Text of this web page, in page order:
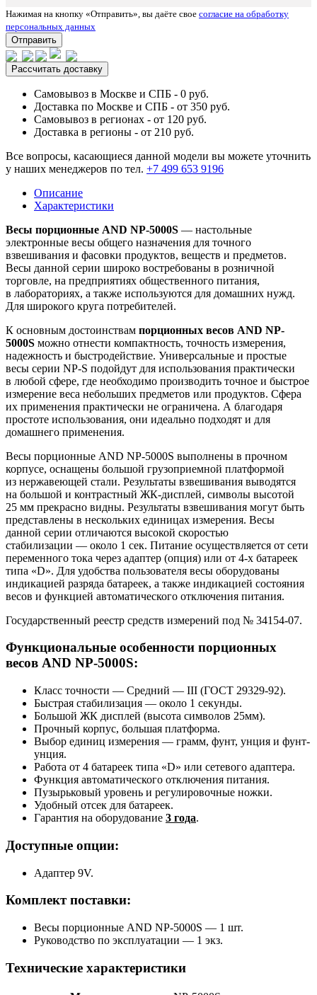
Нажимая на кнопку «Отправить», вы даёте свое согласие на обработку
персональных данных
Отправить
Рассчитать доставку
Самовывоз в Москве и СПБ - 0 руб.
Доставка по Москве и СПБ - от 350 руб.
Самовывоз в регионах - от 120 руб.
Доставка в регионы - от 210 руб.
Все вопросы, касающиеся данной модели вы можете уточнить
у наших менеджеров по тел. +7 499 653 9196
Описание
Характеристики
Вeсы порционные AND NP-5000S — настольные
электронные весы общего назначения для точного
взвешивания и фасовки продуктов, веществ и предметов.
Весы данной серии широко востребованы в розничной
торговле, на предприятиях общественного питания,
в лабораториях, а также используются для домашних нужд.
Для широкого круга потребителей.
К основным достоинствам порционных весов AND NP-
5000S можно отнести компактность, точность измерения,
надежность и быстродействие. Универсальные и простые
весы серии NP-S подойдут для использования практически
в любой сфере, где необходимо производить точное и быстрое
измерение веса небольших предметов или продуктов. Сфера
их применения практически не ограничена. А благодаря
простоте использования, они идеально подходят и для
домашнего применения.
Вeсы порционные AND NP-5000S выполнены в прочном
корпусе, оснащены большой грузоприемной платформой
из нержавеющей стали. Результаты взвешивания выводятся
на большой и контрастный ЖК-дисплей, символы высотой
25 мм прекрасно видны. Результаты взвешивания могут быть
представлены в нескольких единицах измерения. Весы
данной серии отличаются высокой скоростью
стабилизации — около 1 сек. Питание осуществляется от сети
переменного тока через адаптер (опция) или от 4-х батареек
типа «D». Для удобства пользователя весы оборудованы
индикацией разряда батареек, а также индикацией состояния
весов и функцией автоматического отключения питания.
Государственный реестр средств измерений под № 34154-07.
Функциональные особенности порционных
весов AND NP-5000S:
Класс точности — Средний — III (ГОСТ 29329-92).
Быстрая стабилизация — около 1 секунды.
Большой ЖК дисплей (высота символов 25мм).
Прочный корпус, большая платформа.
Выбор единиц измерения — грамм, фунт, унция и фунт-
унция.
Работа от 4 батареек типа «D» или сетевого адаптера.
Функция автоматического отключения питания.
Пузырьковый уровень и регулировочные ножки.
Удобный отсек для батареек.
Гарантия на оборудование 3 года.
Доступные опции:
Адаптер 9V.
Комплект поставки:
Вeсы порционные AND NP-5000S — 1 шт.
Руководство по эксплуатации — 1 экз.
Технические характеристики